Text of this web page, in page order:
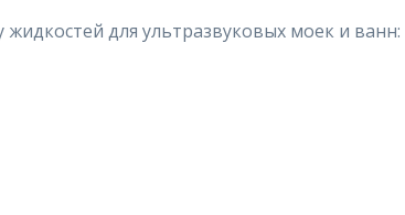
для ультразвуковых моек и ванн: